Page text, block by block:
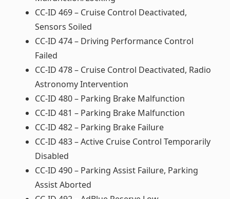
CC-ID 469 – Cruise Control Deactivated,
Sensors Soiled
CC-ID 474 – Driving Performance Control
Failed
CC-ID 478 – Cruise Control Deactivated, Radio
Astronomy Intervention
CC-ID 480 – Parking Brake Malfunction
CC-ID 481 – Parking Brake Malfunction
CC-ID 482 – Parking Brake Failure
CC-ID 483 – Active Cruise Control Temporarily
Disabled
CC-ID 490 – Parking Assist Failure, Parking
Assist Aborted